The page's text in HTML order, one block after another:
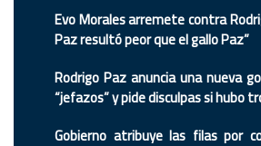
Evo Morales arremete contra
Paz resultó peor que el gallo Paz”
Rodrigo Paz anuncia una nueva
“jefazos” y pide disculpas si hubo
Gobierno atribuye las filas por